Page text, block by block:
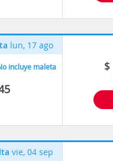
lun, 17 ago
incluye maleta $
vie, 04 sep